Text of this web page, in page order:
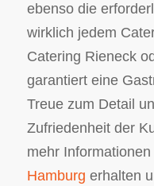
ebenso die
wirklich jedem
Catering Rieneck
garantiert eine
Treue zum Detail
Zufriedenheit der
mehr
Hamburg erhalten